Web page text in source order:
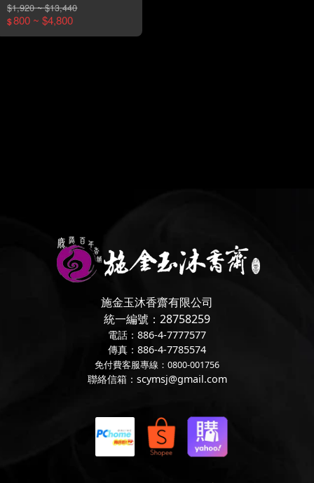
$1,920 ~ $13,440
$800 ~ $4,800
施金玉沐香齋有限公司
統一編號：28758259
電話：886-4-7777577
傳真：886-4-7785574
免付費客服專線：0800-001756
聯絡信箱：scymsj@gmail.com